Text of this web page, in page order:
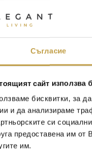
Съгласие
сайт използва
бисквитки, за
и да анализираме
си
предоставена им от
им.